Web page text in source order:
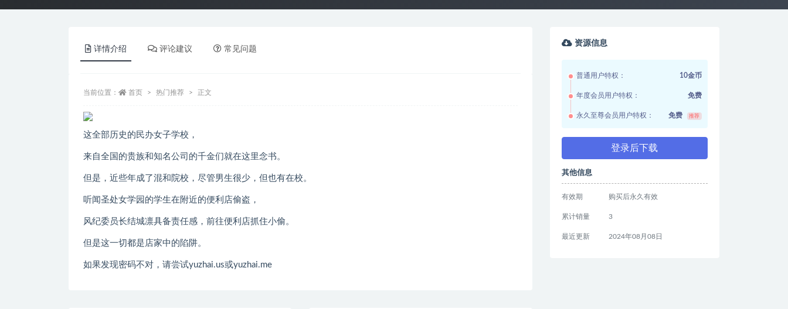
详情介绍 评论建议 常见问题
当前位置： 首页 热门推荐 正文
这全部历史的民办女子学校，
来自全国的贵族和知名公司的千金们就在这里念书。
但是，近些年成了混和院校，尽管男生很少，但也有在校。
听闻圣处女学园的学生在附近的便利店偷盗，
风纪委员长结城凛具备责任感，前往便利店抓住小偷。
但是这一切都是店家中的陷阱。
如果发现密码不对，请尝试yuzhai.us或yuzhai.me
资源信息
普通用户特权： 10金币
年度会员用户特权： 免费
永久至尊会员用户特权： 免费 推荐
登录后下载
其他信息
有效期 购买后永久有效
累计销量 3
最近更新 2024年08月08日